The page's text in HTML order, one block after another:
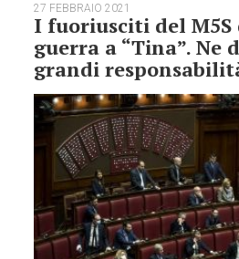
27 FEBBRAIO 2021
I fuoriusciti del
guerra a “Tina”. Ne
grandi